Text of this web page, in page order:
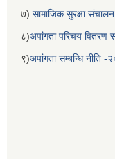
७) सामाजिक सुरक्षा
८)अपांगता परिचय वितरण
९)अपांगता सम्बन्धि नीति -